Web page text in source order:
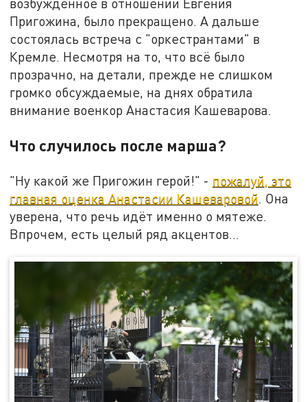
возбуждённое в отношении Евгения
Пригожина, было прекращено. А дальше
состоялась встреча с "оркестрантами" в
Кремле. Несмотря на то, что всё было
прозрачно, на детали, прежде не слишком
громко обсуждаемые, на днях обратила
внимание военкор Анастасия Кашеварова.
Что случилось после марша?
"Ну какой же Пригожин герой!" - пожалуй, это
главная оценка Анастасии Кашеваровой. Она
уверена, что речь идёт именно о мятеже.
Впрочем, есть целый ряд акцентов...